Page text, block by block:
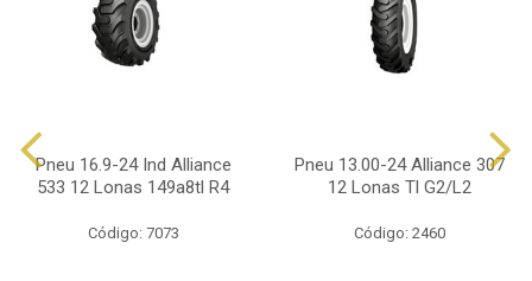
Pneu 16.9-24 Ind Alliance
533 12 Lonas 149a8tl R4
Código: 7073
Pneu 13.00-24 Alliance 307
12 Lonas Tl G2/L2
Código: 2460